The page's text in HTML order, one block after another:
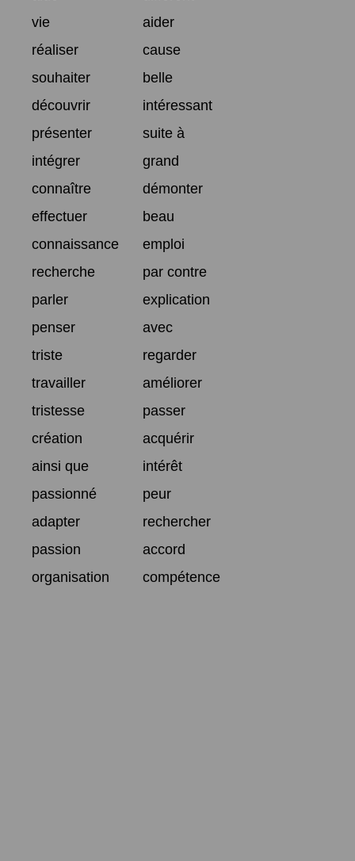
vie
aider
réaliser
cause
souhaiter
belle
découvrir
intéressant
présenter
suite à
intégrer
grand
connaître
démonter
effectuer
beau
connaissance
emploi
recherche
par contre
parler
explication
penser
avec
triste
regarder
travailler
améliorer
tristesse
passer
création
acquérir
ainsi que
intérêt
passionné
peur
adapter
rechercher
passion
accord
organisation
compétence